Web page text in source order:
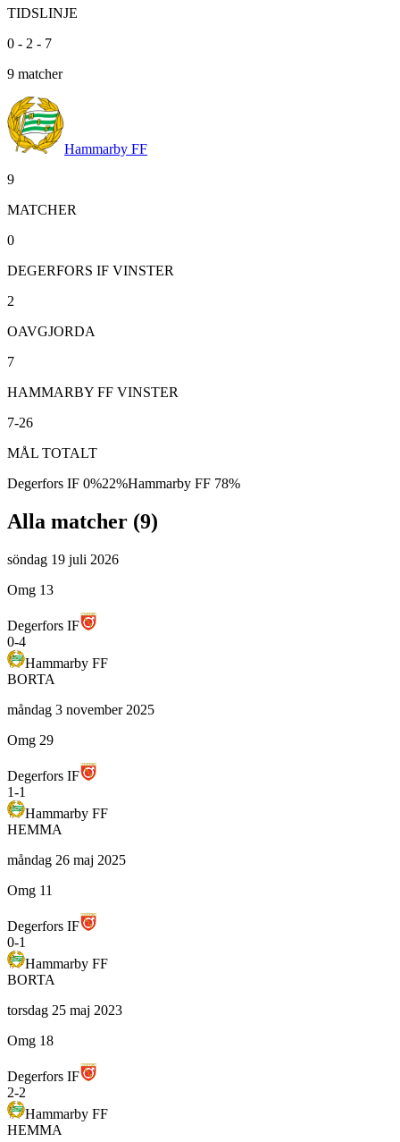
TIDSLINJE
0 - 2 - 7
9 matcher
Hammarby FF
9
MATCHER
0
DEGERFORS IF VINSTER
2
OAVGJORDA
7
HAMMARBY FF VINSTER
7-26
MÅL TOTALT
Degerfors IF 0%22%Hammarby FF 78%
Alla matcher (9)
söndag 19 juli 2026
Omg 13
Degerfors IF
0-4
Hammarby FF
BORTA
måndag 3 november 2025
Omg 29
Degerfors IF
1-1
Hammarby FF
HEMMA
måndag 26 maj 2025
Omg 11
Degerfors IF
0-1
Hammarby FF
BORTA
torsdag 25 maj 2023
Omg 18
Degerfors IF
2-2
Hammarby FF
HEMMA